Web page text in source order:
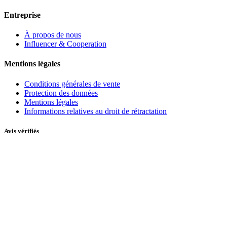
Entreprise
À propos de nous
Influencer & Cooperation
Mentions légales
Conditions générales de vente
Protection des données
Mentions légales
Informations relatives au droit de rétractation
Avis vérifiés